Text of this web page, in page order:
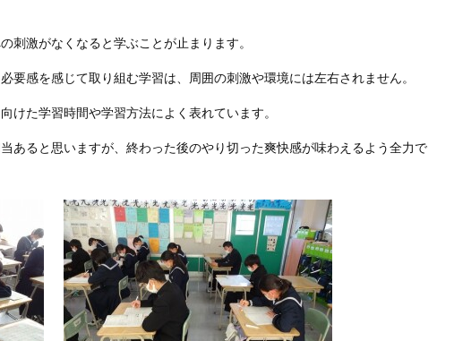
刺激がなくなると学ぶことが止まります。
要感を感じて取り組む学習は、周囲の刺激や環境には左右されません。
けた学習時間や学習方法によく表れています。
あると思いますが、終わった後のやり切った爽快感が味わえるよう全力で